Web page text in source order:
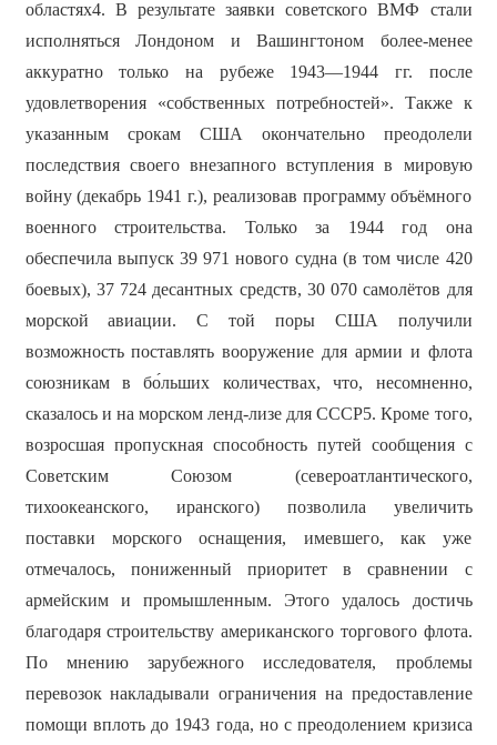
областях4. В результате заявки советского ВМФ стали
исполняться Лондоном и Вашингтоном более-менее
аккуратно только на рубеже 1943—1944 гг. после
удовлетворения «собственных потребностей». Также к
указанным срокам США окончательно преодолели
последствия своего внезапного вступления в мировую
войну (декабрь 1941 г.), реализовав программу объёмного
военного строительства. Только за 1944 год она
обеспечила выпуск 39 971 нового судна (в том числе 420
боевых), 37 724 десантных средств, 30 070 самолётов для
морской авиации. С той поры США получили
возможность поставлять вооружение для армии и флота
союзникам в бо́льших количествах, что, несомненно,
сказалось и на морском ленд-лизе для СССР5. Кроме того,
возросшая пропускная способность путей сообщения с
Советским Союзом (североатлантического,
тихоокеанского, иранского) позволила увеличить
поставки морского оснащения, имевшего, как уже
отмечалось, пониженный приоритет в сравнении с
армейским и промышленным. Этого удалось достичь
благодаря строительству американского торгового флота.
По мнению зарубежного исследователя, проблемы
перевозок накладывали ограничения на предоставление
помощи вплоть до 1943 года, но с преодолением кризиса